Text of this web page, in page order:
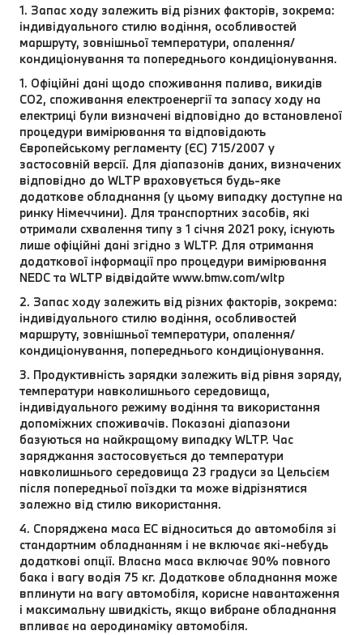
1. Запас ходу залежить від різних факторів, зокрема:
індивідуального стилю водіння, особливостей
маршруту, зовнішньої температури, опалення/
кондиціонування та попереднього кондиціонування.
1. Офіційні дані щодо споживання палива, викидів
CO2, споживання електроенергії та запасу ходу на
електриці були визначені відповідно до встановленої
процедури вимірювання та відповідають
Європейському регламенту (ЄС) 715/2007 у
застосовній версії. Для діапазонів даних, визначених
відповідно до WLTP враховується будь-яке
додаткове обладнання (у цьому випадку доступне на
ринку Німеччини). Для транспортних засобів, які
отримали схвалення типу з 1 січня 2021 року, існують
лише офіційні дані згідно з WLTP. Для отримання
додаткової інформації про процедури вимірювання
NEDC та WLTP відвідайте www.bmw.com/wltp
2. Запас ходу залежить від різних факторів, зокрема:
індивідуального стилю водіння, особливостей
маршруту, зовнішньої температури, опалення/
кондиціонування, попереднього кондиціонування.
3. Продуктивність зарядки залежить від рівня заряду,
температури навколишнього середовища,
індивідуального режиму водіння та використання
допоміжних споживачів. Показані діапазони
базуються на найкращому випадку WLTP. Час
заряджання застосовується до температури
навколишнього середовища 23 градуси за Цельсієм
після попередньої поїздки та може відрізнятися
залежно від стилю використання.
4. Споряджена маса EC відноситься до автомобіля зі
стандартним обладнанням і не включає які-небудь
додаткові опції. Власна маса включає 90% повного
бака і вагу водія 75 кг. Додаткове обладнання може
вплинути на вагу автомобіля, корисне навантаження
і максимальну швидкість, якщо вибране обладнання
впливає на аеродинаміку автомобіля.